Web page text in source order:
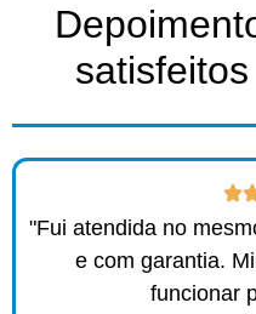
"Fui atendida no
e com garantia.
funcionar